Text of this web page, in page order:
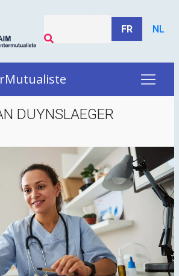
FR NL
DUYNSLAEGER